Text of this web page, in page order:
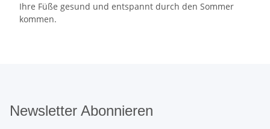
Ihre Füße gesund und entspannt durch den Sommer
kommen.
Newsletter Abonnieren